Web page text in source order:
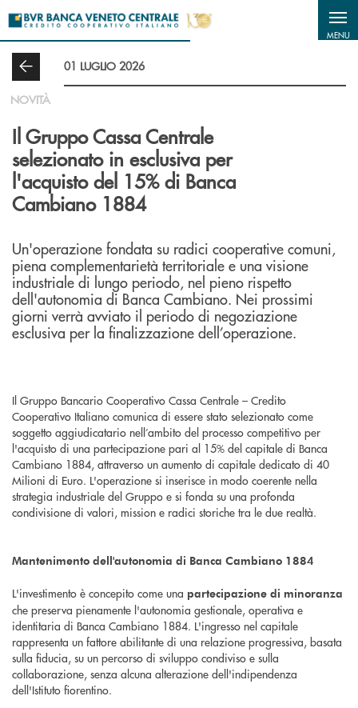
MENU
01 LUGLIO 2026
NOVITÀ
Il Gruppo Cassa Centrale
selezionato in esclusiva per
l'acquisto del 15% di Banca
Cambiano 1884
Un'operazione fondata su radici cooperative comuni,
piena complementarietà territoriale e una visione
industriale di lungo periodo, nel pieno rispetto
dell'autonomia di Banca Cambiano. Nei prossimi
giorni verrà avviato il periodo di negoziazione
esclusiva per la finalizzazione dell’operazione.
Il Gruppo Bancario Cooperativo Cassa Centrale – Credito
Cooperativo Italiano comunica di essere stato selezionato come
soggetto aggiudicatario nell’ambito del processo competitivo per
l'acquisto di una partecipazione pari al 15% del capitale di Banca
Cambiano 1884, attraverso un aumento di capitale dedicato di 40
Milioni di Euro. L'operazione si inserisce in modo coerente nella
strategia industriale del Gruppo e si fonda su una profonda
condivisione di valori, mission e radici storiche tra le due realtà.
Mantenimento dell'autonomia di Banca Cambiano 1884
L'investimento è concepito come una partecipazione di minoranza
che preserva pienamente l'autonomia gestionale, operativa e
identitaria di Banca Cambiano 1884. L'ingresso nel capitale
rappresenta un fattore abilitante di una relazione progressiva, basata
sulla fiducia, su un percorso di sviluppo condiviso e sulla
collaborazione, senza alcuna alterazione dell'indipendenza
dell'Istituto fiorentino.